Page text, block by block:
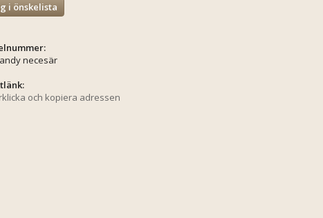
i önskelista
necesär
och kopiera adressen